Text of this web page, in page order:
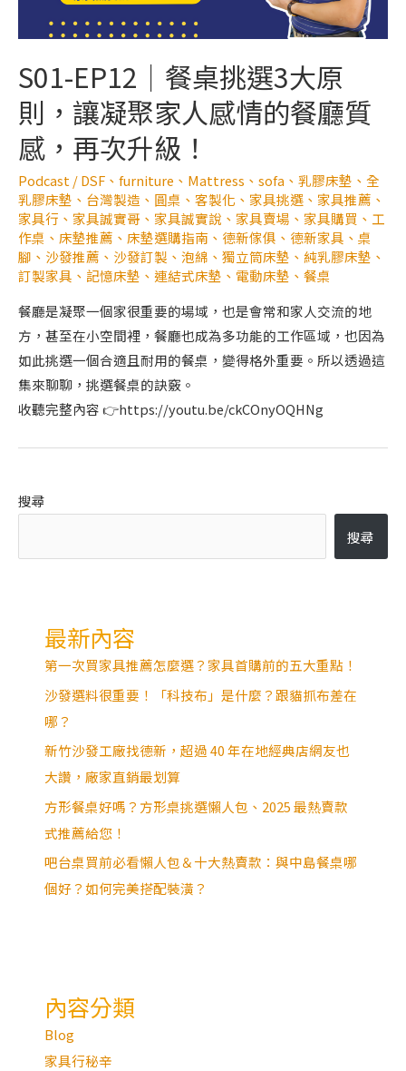
S01-EP12｜餐桌挑選3大原
則，讓凝聚家人感情的餐廳質
感，再次升級！
Podcast /DSF 、 furniture 、 Mattress 、 sofa 、 乳膠床墊 、 全
乳膠床墊 、 台灣製造 、 圓桌 、 客製化 、 家具挑選 、 家具推薦 、
家具行 、 家具誠實哥 、 家具誠實說 、 家具賣場 、 家具購買 、 工
作桌 、 床墊推薦 、 床墊選購指南 、 德新傢俱 、 德新家具 、 桌
腳 、 沙發推薦 、 沙發訂製 、 泡綿 、 獨立筒床墊 、 純乳膠床墊 、
訂製家具 、 記憶床墊 、 連結式床墊 、 電動床墊 、 餐桌
餐廳是凝聚一個家很重要的場域，也是會常和家人交流的地
方，甚至在小空間裡，餐廳也成為多功能的工作區域，也因為
如此挑選一個合適且耐用的餐桌，變得格外重要。所以透過這
集來聊聊，挑選餐桌的訣竅。
收聽完整內容 👉https://youtu.be/ckCOnyOQHNg
搜尋
搜尋
最新內容
第一次買家具推薦怎麼選？家具首購前的五大重點！
沙發選料很重要！「科技布」是什麼？跟貓抓布差在
哪？
新竹沙發工廠找德新，超過 40 年在地經典店網友也
大讚，廠家直銷最划算
方形餐桌好嗎？方形桌挑選懶人包、2025 最熱賣款
式推薦給您！
吧台桌買前必看懶人包＆十大熱賣款：與中島餐桌哪
個好？如何完美搭配裝潢？
內容分類
Blog
家具行秘辛